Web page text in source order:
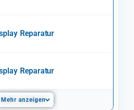
Reparatur
Reparatur
Mehr anzeigen